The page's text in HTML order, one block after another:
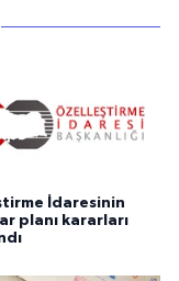
İdaresinin
planı kararları